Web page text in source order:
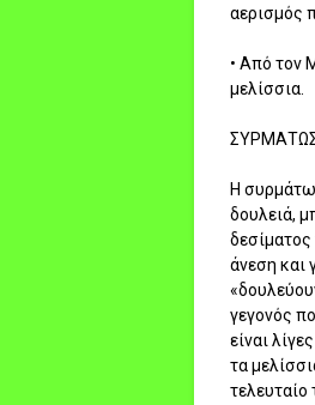
αερισμός
• Από τον
μελίσσια.
Η
δουλειά,
άνεση και
γεγονός
είναι
τα